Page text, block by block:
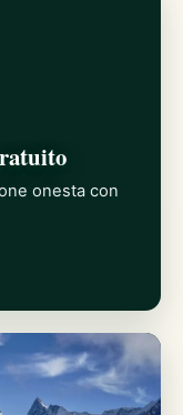
onesta con